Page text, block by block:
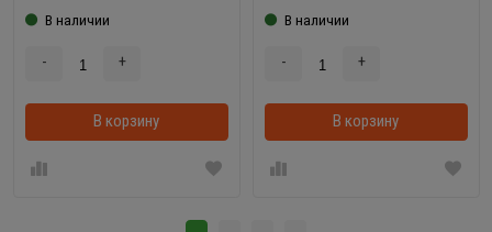
В наличии
- +
В корзину
В наличии
- +
В корзину